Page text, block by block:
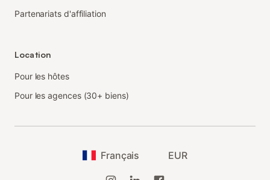
Partenariats d'affiliation
Location
Pour les hôtes
Pour les agences (30+ biens)
Français EUR